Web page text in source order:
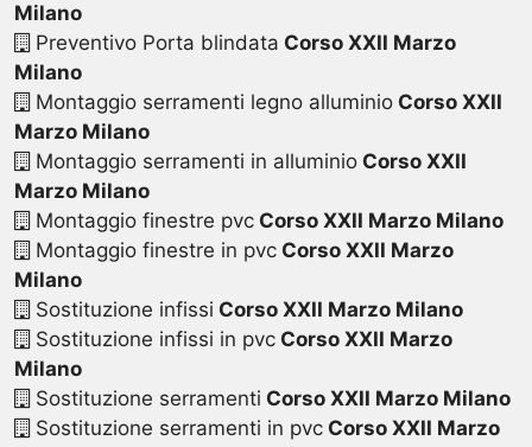
Milano
Preventivo Porta blindata Corso XXII Marzo
Milano
Montaggio serramenti legno alluminioCorso XXII
Marzo Milano
Montaggio serramenti in alluminioCorso XXII
Marzo Milano
Montaggio finestre pvcCorso XXII Marzo Milano
Montaggio finestre in pvcCorso XXII Marzo
Milano
Sostituzione infissi Corso XXII Marzo Milano
Sostituzione infissi in pvcCorso XXII Marzo
Milano
Sostituzione serramenti Corso XXII Marzo Milano
Sostituzione serramenti in pvcCorso XXII Marzo